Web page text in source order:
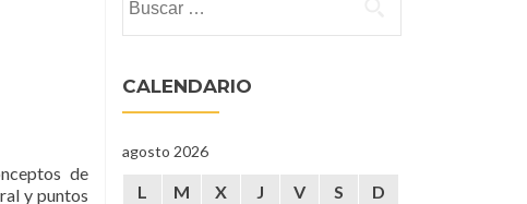
de
y puntos
CALENDARIO
agosto 2026
L M X J V S D